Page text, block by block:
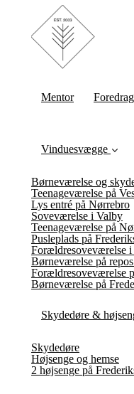
Mentor Foredrag
Vinduesvægge
Børneværelse og
Teenageværelse på
Lys entré på Nørrebro
Soveværelse i Valby
Teenageværelse på
Pusleplads på
Forældresoveværelse i
Børneværelse på
Forældresoveværelse
Børneværelse på
Skydedøre &
Skydedøre
Højsenge og hemse
2 højsenge på